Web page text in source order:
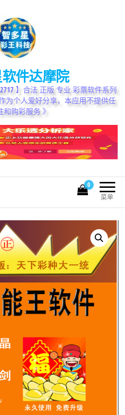
件达摩院
】合法 正版 专业 彩票软件系列
为个人爱好分享，本应用不提供任
和购彩服务 》
菜单
0